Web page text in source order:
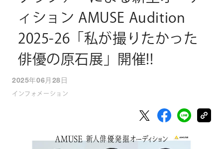
ィション AMUSE Audition
2025-26「私が撮りたかった
俳優の原石展」開催!!
2025年06月28日
インフォメーション